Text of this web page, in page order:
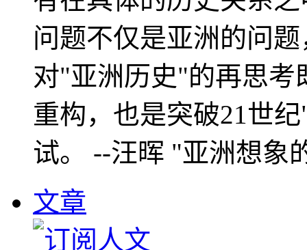
问题不仅是亚洲的问
对"亚洲历史"的再思考
重构，也是突破21世
试。 --汪晖 "亚洲想象
文章